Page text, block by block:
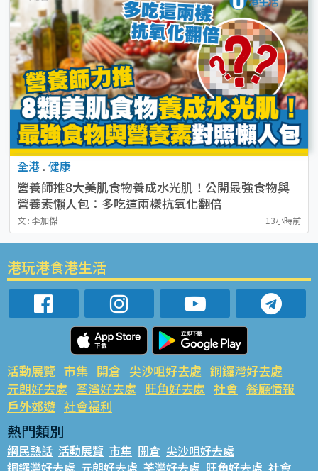
全港 . 健康
營養師推8大美肌食物養成水光肌！公開最強食物與
營養素懶人包：多吃這兩樣抗氧化翻倍
文 : 李加傑 13小時前
港玩港食港生活
活動展覽 市集 開倉 尖沙咀好去處 銅鑼灣好去處
元朗好去處 荃灣好去處 旺角好去處 社會 餐廳情報
戶外郊遊 社會福利
熱門類別
網民熱話 活動展覽 市集 開倉 尖沙咀好去處
銅鑼灣好去處 元朗好去處 荃灣好去處 旺角好去處 社會